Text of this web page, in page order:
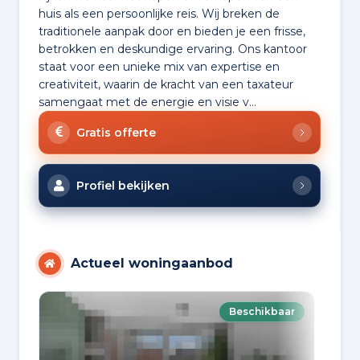
huis als een persoonlijke reis. Wij breken de
traditionele aanpak door en bieden je een frisse,
betrokken en deskundige ervaring. Ons kantoor
staat voor een unieke mix van expertise en
creativiteit, waarin de kracht van een taxateur
samengaat met de energie en visie v...
Gratis offerte
Profiel bekijken
Actueel woningaanbod
Beschikbaar